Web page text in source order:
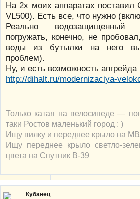
На 2х моих аппаратах поставил
VL500). Есть все, что нужно
Реально водозащищенный
погружать, конечно, не
воды из бутылки на него
проблем).
Ну, и есть возможность апгрейда
http://dihalt.ru/modernizaciya-
Только катая на велосипеде —
таки Ростов маленький город : )
Ищу вилку и переднее крыло на
Ищу переднее крыло светло-
цвета на Спутник В-39
Кубанец